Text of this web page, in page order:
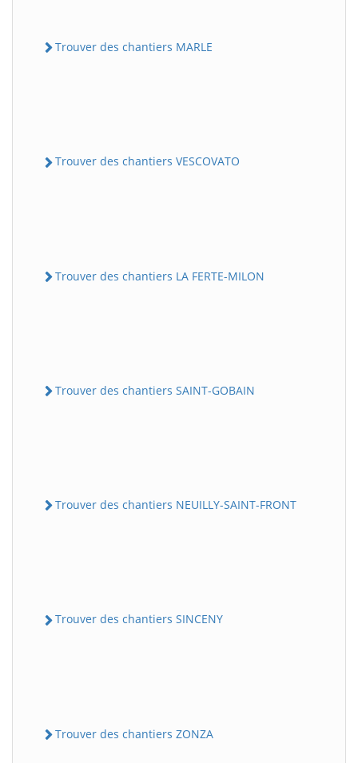
Trouver des chantiers MARLE
Trouver des chantiers VESCOVATO
Trouver des chantiers LA FERTE-MILON
Trouver des chantiers SAINT-GOBAIN
Trouver des chantiers NEUILLY-SAINT-FRONT
Trouver des chantiers SINCENY
Trouver des chantiers ZONZA